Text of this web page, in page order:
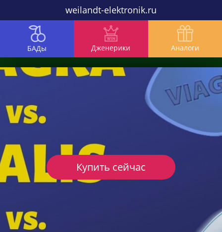
weilandt-elektronik.ru
БАДы Дженерики Аналоги
Купить сейчас